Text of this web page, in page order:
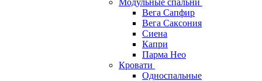
Модульные спальни
Вега Сапфир
Вега Саксония
Сиена
Капри
Парма Нео
Кровати
Односпальные